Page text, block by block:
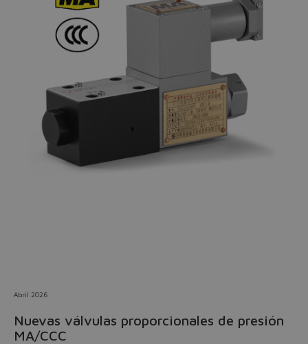
Do you want to leave the
configurator?
Abril 2026
Nuevas válvulas proporcionales de presión
MA/CCC